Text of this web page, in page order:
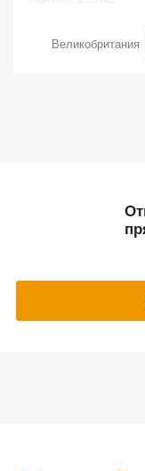
Великобритания